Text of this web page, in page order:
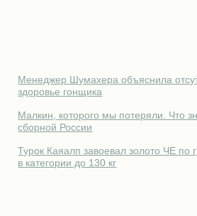
Менеджер Шумахера объяснила
здоровье гонщика
Малкин, которого мы потеряли. Что
сборной России
Турок Каяалп завоевал золото ЧЕ по
в категории до 130 кг